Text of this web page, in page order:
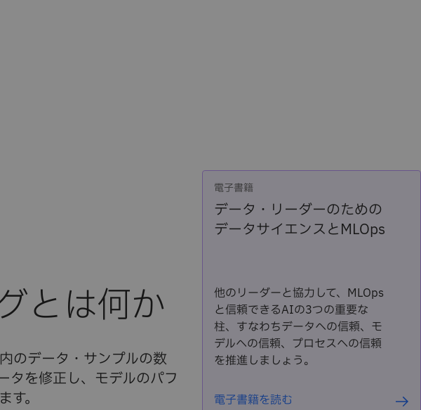
とは何か
のデータ・サンプルの数
タを修正し、モデルのパフ
。
電子書籍
データ・リーダーのための
データサイエンスとMLOps
他のリーダーと協力して、MLOps
と信頼できるAIの3つの重要な
柱、すなわちデータへの信頼、モ
デルへの信頼、プロセスへの信頼
を推進しましょう。
電子書籍を読む